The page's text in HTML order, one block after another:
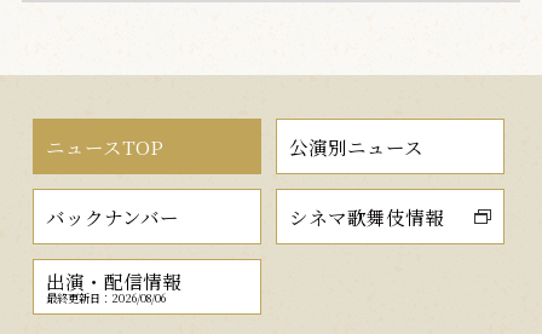
ニュースTOP 公演別ニュース
バックナンバー シネマ歌舞伎情報
出演・配信情報
最終更新日：2026/08/06